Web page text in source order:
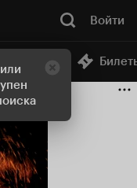
Войти
кинотеатр